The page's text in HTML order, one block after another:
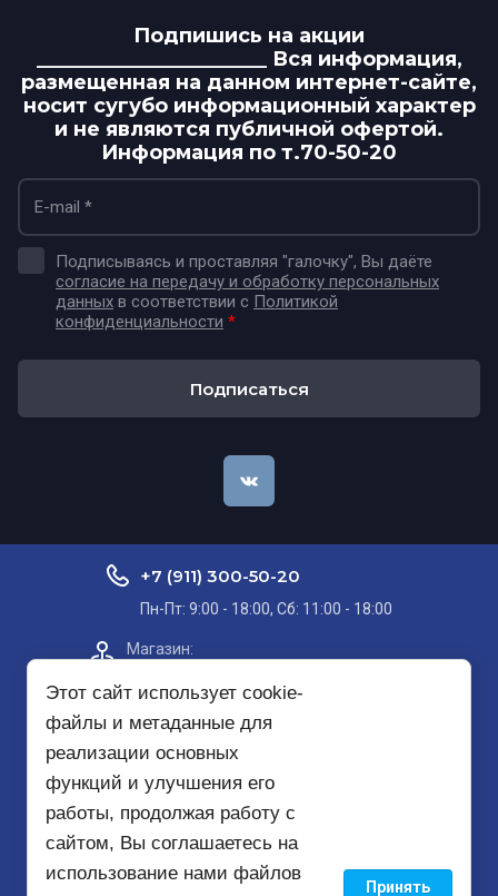
Подпишись на акции
_______________________ Вся информация,
размещенная на данном интернет-сайте,
носит сугубо информационный характер
и не являются публичной офертой.
Информация по т.70-50-20
Подписываясь и проставляя "галочку", Вы даёте
согласие на передачу и обработку персональных
данных в соответствии с Политикой
конфиденциальности *
Подписаться
+7 (911) 300-50-20
Пн-Пт: 9:00 - 18:00, Сб: 11:00 - 18:00
Магазин:​
этаж
mirbezopasnosti51@yandex.ru
Этот сайт использует cookie-
файлы и метаданные для
реализации основных
функций и улучшения его
работы, продолжая работу с
сайтом, Вы соглашаетесь на
использование нами файлов
Принять